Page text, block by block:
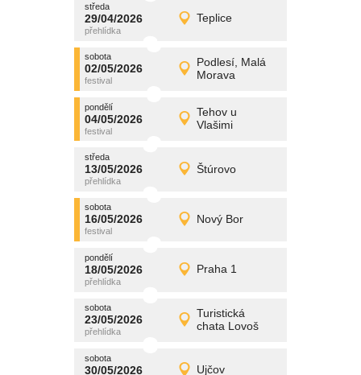
středa
29/04/2026 Teplice
středa
29/04/2026 Detail
promítání
sobota
02/05/2026
Podlesí, Malá
Morava
sobota
02/05/2026 Detail
promítání
pondělí
04/05/2026
Tehov u
Vlašimi
pondělí
04/05/2026 Detail
promítání
středa
13/05/2026 Štúrovo
středa
13/05/2026 Detail
promítání
sobota
16/05/2026 Nový Bor
sobota
16/05/2026 Detail
promítání
pondělí
18/05/2026 Praha 1
pondělí
18/05/2026 Detail
promítání
sobota
23/05/2026
Turistická
chata Lovoš
sobota
23/05/2026 Detail
promítání
sobota
30/05/2026 Ujčov
30/05/2026 promítání